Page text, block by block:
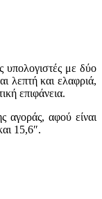
υπολογιστές με δύο
λεπτή και ελαφριά,
επιφάνεια.
αγοράς, αφού είναι
15,6″.